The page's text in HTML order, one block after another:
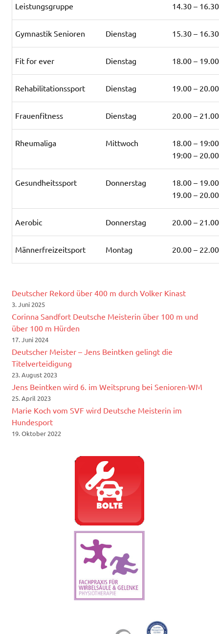
Leistungsgruppe
14.30 – 16.30
Gymnastik Senioren Dienstag 15.30 – 16.30
Fit for ever Dienstag 18.00 – 19.00
Rehabilitationssport Dienstag 19.00 – 20.00
Frauenfitness Dienstag 20.00 – 21.00
Rheumaliga Mittwoch
18.00 – 19:00
19:00 – 20.00
Gesundheitssport Donnerstag
18.00 – 19.00
19.00 – 20.00
Aerobic Donnerstag 20.00 – 21.00
Männerfreizeitsport Montag 20.00 – 22.00
Deutscher Rekord über 400 m durch Volker Kinast
3. Juni 2025
Corinna Sandfort Deutsche Meisterin über 100 m und
über 100 m Hürden
17. Juni 2024
Deutscher Meister – Jens Beintken gelingt die
Titelverteidigung
23. August 2023
Jens Beintken wird 6. im Weitsprung bei Senioren-WM
25. April 2023
Marie Koch vom SVF wird Deutsche Meisterin im
Hundesport
19. Oktober 2022